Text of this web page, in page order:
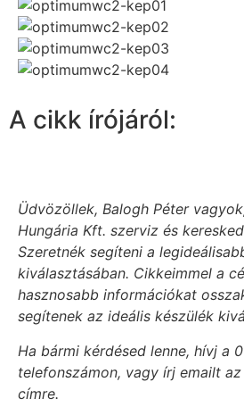
A cikk írójáról:
Üdvözöllek, Balogh Péter
Hungária Kft. szerviz és
Szeretnék segíteni a
kiválasztásában. Cikkeimmel a
hasznosabb információkat
segítenek az ideális készülék
Ha bármi kérdésed lenne, hívj a
telefonszámon, vagy írj emailt
címre.